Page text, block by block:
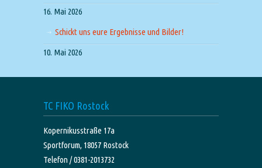
16. Mai 2026
Schickt uns eure Ergebnisse und Bilder!
10. Mai 2026
TC FIKO Rostock
Kopernikusstraße 17a
Sportforum, 18057 Rostock
Telefon / 0381-2013732